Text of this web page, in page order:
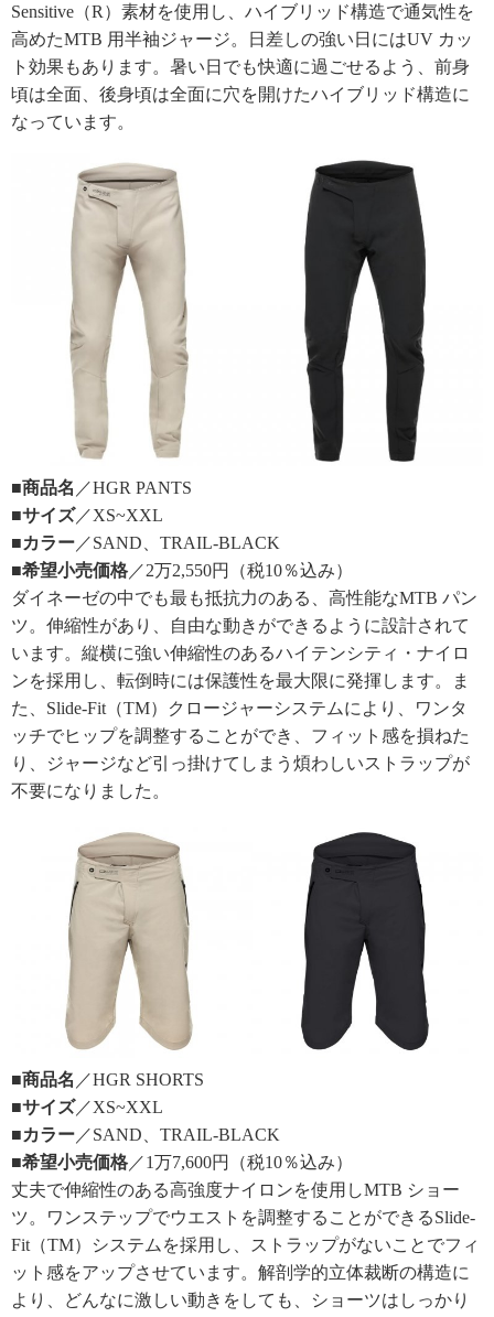
Sensitive（R）素材を使用し、ハイブリッド構造で通気性を
高めたMTB 用半袖ジャージ。日差しの強い日にはUV カッ
ト効果もあります。暑い日でも快適に過ごせるよう、前身
頃は全面、後身頃は全面に穴を開けたハイブリッド構造に
なっています。
■商品名 ／HGR PANTS
■サイズ／XS~XXL
■カラー ／SAND、TRAIL-BLACK
■希望小売価格 ／2万2,550円（税10％込み）
ダイネーゼの中でも最も抵抗力のある、高性能なMTB パン
ツ。伸縮性があり、自由な動きができるように設計されて
います。縦横に強い伸縮性のあるハイテンシティ・ナイロ
ンを採用し、転倒時には保護性を最大限に発揮します。ま
た、Slide-Fit（TM）クロージャーシステムにより、ワンタ
ッチでヒップを調整することができ、フィット感を損ねた
り、ジャージなど引っ掛けてしまう煩わしいストラップが
不要になりました。
■商品名 ／HGR SHORTS
■サイズ／XS~XXL
■カラー ／SAND、TRAIL-BLACK
■希望小売価格 ／1万7,600円（税10％込み）
丈夫で伸縮性のある高強度ナイロンを使用しMTB ショー
ツ。ワンステップでウエストを調整することができるSlide-
Fit（TM）システムを採用し、ストラップがないことでフィ
ット感をアップさせています。解剖学的立体裁断の構造に
より、どんなに激しい動きをしても、ショーツはしっかり